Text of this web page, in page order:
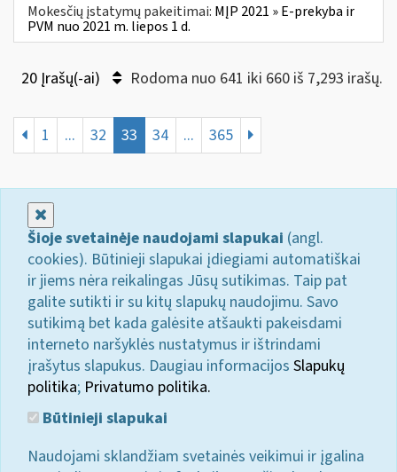
Mokesčių įstatymų pakeitimai: MĮP 2021 » E-prekyba ir
PVM nuo 2021 m. liepos 1 d.
20 Įrašų(-ai) Rodoma nuo 641 iki 660 iš 7,293 irašų.
1 ... 32 33 34 ... 365
Šioje svetainėje naudojami slapukai (angl.
cookies). Būtinieji slapukai įdiegiami automatiškai
ir jiems nėra reikalingas Jūsų sutikimas. Taip pat
galite sutikti ir su kitų slapukų naudojimu. Savo
sutikimą bet kada galėsite atšaukti pakeisdami
interneto naršyklės nustatymus ir ištrindami
įrašytus slapukus. Daugiau informacijos Slapukų
politika; Privatumo politika.
Būtinieji slapukai
Naudojami sklandžiam svetainės veikimui ir įgalina